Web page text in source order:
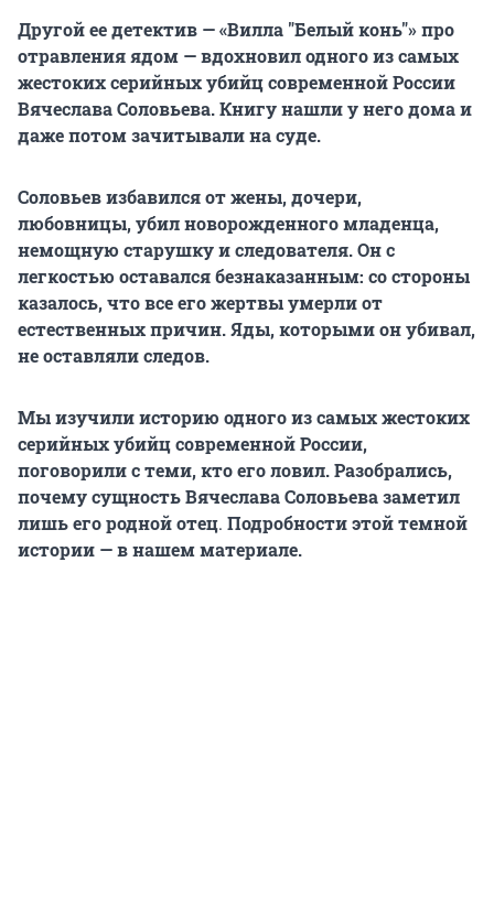
Другой ее детектив — «Вилла "Белый конь"» про
отравления ядом —вдохновил одного из самых
жестоких серийных убийц современной России
Вячеслава Соловьева. Книгу нашли у него дома и
даже потом зачитывали на суде.
Соловьев избавился от жены, дочери,
любовницы, убил новорожденного младенца,
немощную старушку и следователя. Он с
легкостью оставался безнаказанным: со стороны
казалось, что все его жертвы умерли от
естественных причин. Яды, которыми он убивал,
не оставляли следов.
Мы изучили историю одного из самых жестоких
серийных убийц современной России,
поговорили с теми, кто его ловил. Разобрались,
почему сущность Вячеслава Соловьева заметил
лишь его родной отец. Подробности этой темной
истории — в нашем материале.